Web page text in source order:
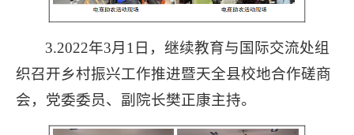
3.2022年3月1日，继续教育与国际交流处组
织召开乡村振兴工作推进暨天全县校地合作磋商
会，党委委员、副院长樊正康主持。